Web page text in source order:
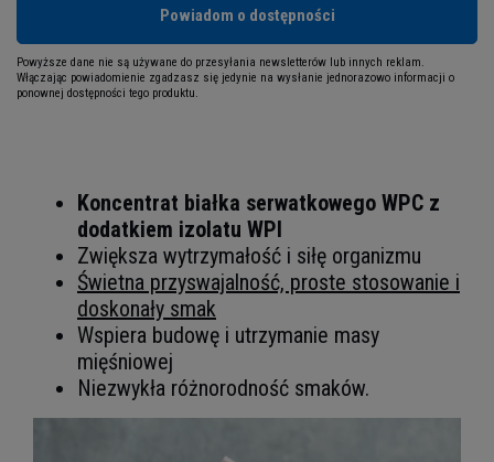
Powiadom o dostępności
Powyższe dane nie są używane do przesyłania newsletterów lub innych reklam.
Włączając powiadomienie zgadzasz się jedynie na wysłanie jednorazowo informacji o
ponownej dostępności tego produktu.
Koncentrat białka serwatkowego WPC z
dodatkiem izolatu WPI
Zwiększa wytrzymałość i siłę organizmu
Świetna przyswajalność, proste stosowanie i
doskonały smak
Wspiera budowę i utrzymanie masy
mięśniowej
Niezwykła różnorodność smaków.